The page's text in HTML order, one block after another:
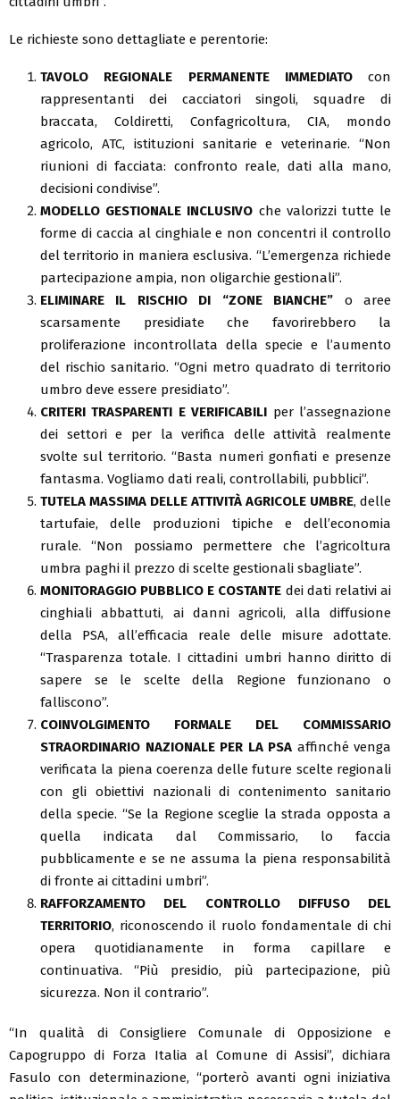
Le richieste sono dettagliate e perentorie:
TAVOLO REGIONALE PERMANENTE IMMEDIATOcon
rappresentanti dei cacciatori singoli, squadre di
braccata, Coldiretti, Confagricoltura, CIA, mondo
agricolo, ATC, istituzioni sanitarie e veterinarie. “Non
riunioni di facciata: confronto reale, dati alla mano,
decisioni condivise”.
MODELLO GESTIONALE INCLUSIVO che valorizzi tutte le
forme di caccia al cinghiale e non concentri il controllo
del territorio in maniera esclusiva. “L’emergenza richiede
partecipazione ampia, non oligarchie gestionali”.
ELIMINARE IL RISCHIO DI “ZONE BIANCHE” o aree
scarsamente presidiate che favorirebbero la
proliferazione incontrollata della specie e l’aumento
del rischio sanitario. “Ogni metro quadrato di territorio
umbro deve essere presidiato”.
CRITERI TRASPARENTI E VERIFICABILI per l’assegnazione
dei settori e per la verifica delle attività realmente
svolte sul territorio. “Basta numeri gonfiati e presenze
fantasma. Vogliamo dati reali, controllabili, pubblici”.
TUTELA MASSIMA DELLE ATTIVITÀ AGRICOLE UMBRE, delle
tartufaie, delle produzioni tipiche e dell’economia
rurale. “Non possiamo permettere che l’agricoltura
umbra paghi il prezzo di scelte gestionali sbagliate”.
MONITORAGGIO PUBBLICO E COSTANTE dei dati relativi ai
cinghiali abbattuti, ai danni agricoli, alla diffusione
della PSA, all’efficacia reale delle misure adottate.
“Trasparenza totale. I cittadini umbri hanno diritto di
sapere se le scelte della Regione funzionano o
falliscono”.
COINVOLGIMENTO FORMALE DEL COMMISSARIO
STRAORDINARIO NAZIONALE PER LA PSA affinché venga
verificata la piena coerenza delle future scelte regionali
con gli obiettivi nazionali di contenimento sanitario
della specie. “Se la Regione sceglie la strada opposta a
quella indicata dal Commissario, lo faccia
pubblicamente e se ne assuma la piena responsabilità
di fronte ai cittadini umbri”.
RAFFORZAMENTO DEL CONTROLLO DIFFUSO DEL
TERRITORIO, riconoscendo il ruolo fondamentale di chi
opera quotidianamente in forma capillare e
continuativa. “Più presidio, più partecipazione, più
sicurezza. Non il contrario”.
“In qualità di Consigliere Comunale di Opposizione e
Capogruppo di Forza Italia al Comune di Assisi”, dichiara
Fasulo con determinazione, “porterò avanti ogni iniziativa